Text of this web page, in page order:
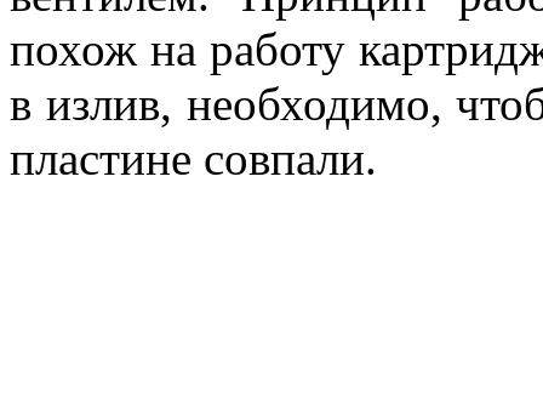
похож на работу
в излив, необходимо,
пластине совпали.